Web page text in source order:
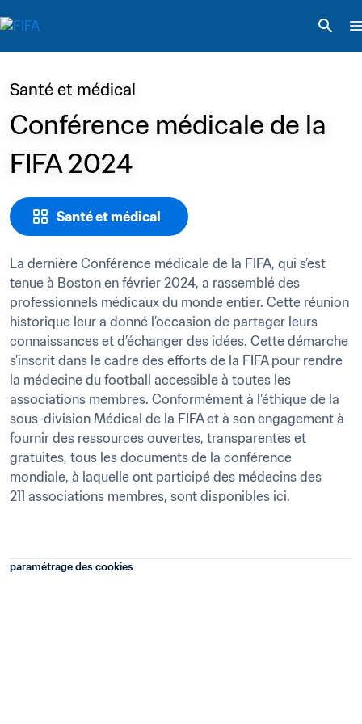
Santé et médical
Santé et médical
Conférence médicale de la
FIFA 2024
La dernière Conférence médicale de la FIFA, qui s’est
tenue à Boston en février 2024, a rassemblé des
professionnels médicaux du monde entier. Cette réunion
historique leur a donné l’occasion de partager leurs
connaissances et d’échanger des idées. Cette démarche
s’inscrit dans le cadre des efforts de la FIFA pour rendre
la médecine du football accessible à toutes les
associations membres. Conformément à l’éthique de la
sous-division Médical de la FIFA et à son engagement à
fournir des ressources ouvertes, transparentes et
gratuites, tous les documents de la conférence
mondiale, à laquelle ont participé des médecins des
211 associations membres, sont disponibles ici.
paramétrage des cookies